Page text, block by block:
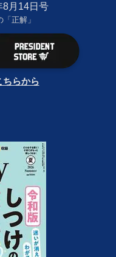
8月14日号
正解」
ちらから